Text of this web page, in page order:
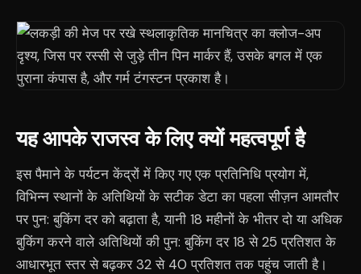
यह आपके राजस्व के लिए क्यों महत्वपूर्ण है
इस पैमाने के पर्यटन केंद्रों में किए गए एक प्रतिनिधि प्रयोग में,
विभिन्न स्थानों के अतिथियों के सटीक डेटा का पहला सीज़न आमतौर
पर पुन: बुकिंग दर को बढ़ाता है, यानी 18 महीनों के भीतर दो या अधिक
बुकिंग करने वाले अतिथियों की पुन: बुकिंग दर 18 से 25 प्रतिशत के
आधारभूत स्तर से बढ़कर 32 से 40 प्रतिशत तक पहुंच जाती है।